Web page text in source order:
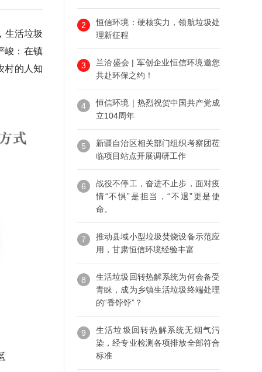
生活垃圾
峻：在镇
村的人知
2
恒信环境：硬核实力，领航垃圾处
理新征程
3
兰洽盛会 | 军创企业恒信环境邀您
共赴环保之约！
4
恒信环境｜热烈祝贺中国共产党成
立104周年
5
新疆自治区相关部门组织考察团莅
临项目站点开展调研工作
6
战役不停工，奋进不止步，面对疫
情“不惧”是担当，“不退”更是使
命。
7
推动县域小型垃圾焚烧设备示范应
用，甘肃恒信环境经验丰富
8
生活垃圾回转热解系统为何会备受
青睐，成为乡镇生活垃圾终端处理
的“香饽饽”？
9
生活垃圾回转热解系统无烟气污
染，经专业检测各项排放全部符合
标准